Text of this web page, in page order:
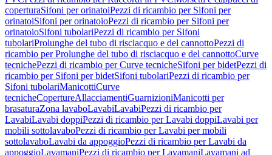
coperturaSifoni per orinatoiPezzi di ricambio per Sifoni per
orinatoiSifoni per orinatoioPezzi di ricambio per Sifoni per
orinatoioSifoni tubolariPezzi di ricambio per Sifoni
tubolariProlunghe del tubo di risciacquo e del cannottoPezzi di
ricambio per Prolunghe del tubo di risciacquo e del cannottoCurve
tecnichePezzi di ricambio per Curve tecnicheSifoni per bidetPezzi di
ricambio per Sifoni per bidetSifoni tubolariPezzi di ricambio per
Sifoni tubolariManicottiCurve
tecnicheCopertureAllacciamentiGuarnizioniManicotti per
brasaturaZona lavaboLavabiLavabiPezzi di ricambio per
LavabiLavabi doppiPezzi di ricambio per Lavabi doppiLavabi per
mobili sottolavaboPezzi di ricambio per Lavabi per mobili
sottolavaboLavabi da appoggioPezzi di ricambio per Lavabi da
appoggioLavamaniPezzi di ricambio per LavamaniLavamani ad